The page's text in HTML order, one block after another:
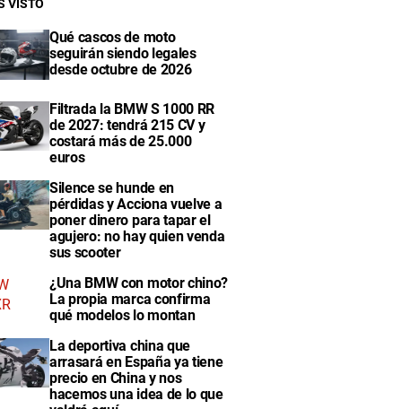
VISTO
Qué cascos de moto
seguirán siendo legales
desde octubre de 2026
Filtrada la BMW S 1000 RR
de 2027: tendrá 215 CV y
costará más de 25.000
euros
Silence se hunde en
pérdidas y Acciona vuelve a
poner dinero para tapar el
agujero: no hay quien venda
sus scooter
¿Una BMW con motor chino?
La propia marca confirma
qué modelos lo montan
La deportiva china que
arrasará en España ya tiene
precio en China y nos
hacemos una idea de lo que